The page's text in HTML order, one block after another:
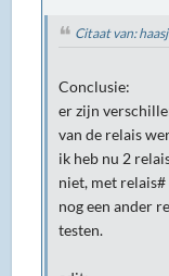
Citaat van:
Conclusie:
er zijn
van de relais
ik heb nu 2
niet, met
nog een ander
testen.